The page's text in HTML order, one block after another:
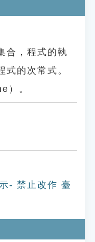
合，程式的執
式的次常式。
）。
- 禁止改作 臺